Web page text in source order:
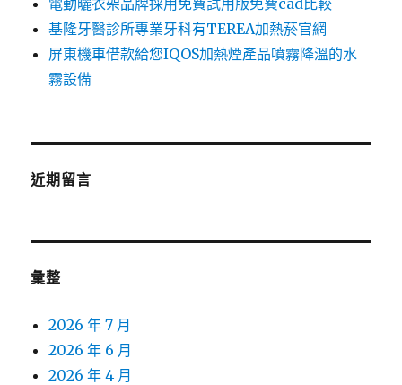
電動曬衣架品牌採用免費試用版免費cad比較
基隆牙醫診所專業牙科有TEREA加熱菸官網
屏東機車借款給您IQOS加熱煙產品噴霧降溫的水
霧設備
近期留言
彙整
2026 年 7 月
2026 年 6 月
2026 年 4 月